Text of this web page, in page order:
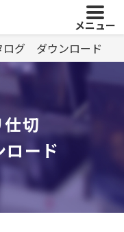
メニュー
ログ ダウンロード
切
ロード